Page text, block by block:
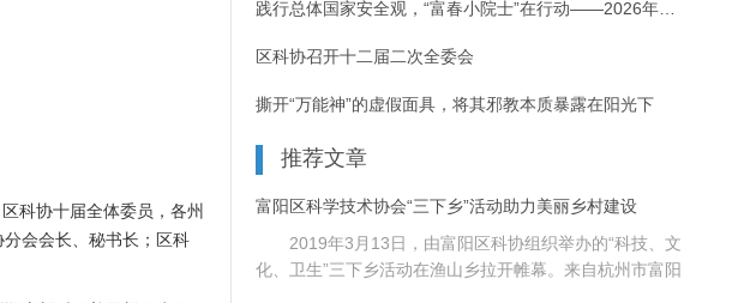
科协十届全体委员，各州
会会长、秘书长；区科
区科协召开十二届二次全委会
撕开“万能神”的虚假面具，将其邪教本质暴露在阳光下
推荐文章
富阳区科学技术协会“三下乡”活动助力美丽乡村建设
2019年3月13日，由富阳区科协组织举办的“科技、文
化、卫生”三下乡活动在渔山乡拉开帷幕。来自杭州市富阳